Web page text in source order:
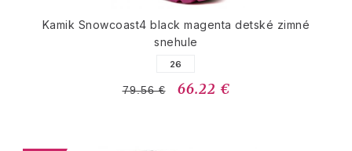
Kamik Snowcoast4 black magenta detské zimné
snehule
26
79.56 € 66.22 €